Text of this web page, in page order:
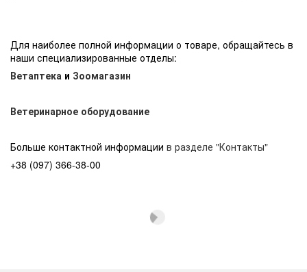
Для наиболее полной информации о товаре, обращайтесь в
наши специализированные отделы:
Ветаптека и Зоомагазин
Ветеринарное оборудование
Больше контактной информации в разделе "Контакты"
+38 (097) 366-38-00